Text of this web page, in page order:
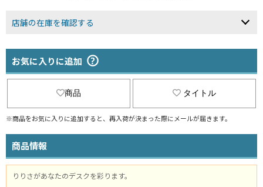
店舗の在庫を確認する
お気に入りに追加
商品 タイトル
※商品をお気に入りに追加すると、再入荷が決まった際にメールが届きます。
商品情報
りりさがあなたのデスクを彩ります。